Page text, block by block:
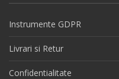
Instrumente GDPR
Livrari si Retur
Confidentialitate